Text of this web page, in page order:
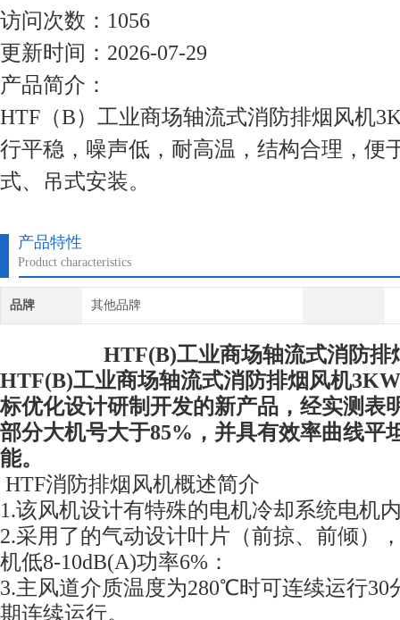
访问次数：1056
更新时间：2026-07-29
产品简介：
HTF（B）工业商场轴流式消防排烟风机
行平稳，噪声低，耐高温，结构合理，便
式、吊式安装。
产品特性
Product characteristics
品牌 其他品牌
HTF(B)工业商场轴流式消防排
HTF(B)工业商场轴流式消防排烟风机3KW
标优化设计研制开发的新产品，经实测表
部分大机号大于85%，并具有效率曲线平
能。
HTF消防排烟风机概述简介
1.该风机设计有特殊的电机冷却系统电机
2.采用了的气动设计叶片（前掠、前倾）
机低8-10dB(A)功率6%：
3.主风道介质温度为280℃时可连续运行
期连续运行。